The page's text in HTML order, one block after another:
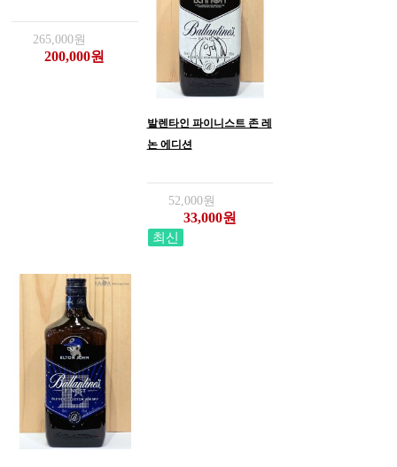
265,000원
200,000원
발렌타인 파이니스트 존 레
논 에디션
52,000원
33,000원
최신